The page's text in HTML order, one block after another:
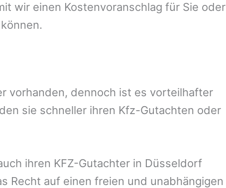
wir einen Kostenvoranschlag für Sie oder
vorhanden, dennoch ist es vorteilhafter
sie schneller ihren Kfz-Gutachten oder
ihren KFZ-Gutachter in Düsseldorf
Recht auf einen freien und unabhängigen